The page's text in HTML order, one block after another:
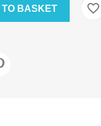
TO BASKET favorite_border